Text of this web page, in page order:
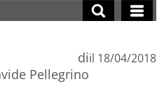
di
Pellegrino
il 18/04/2018